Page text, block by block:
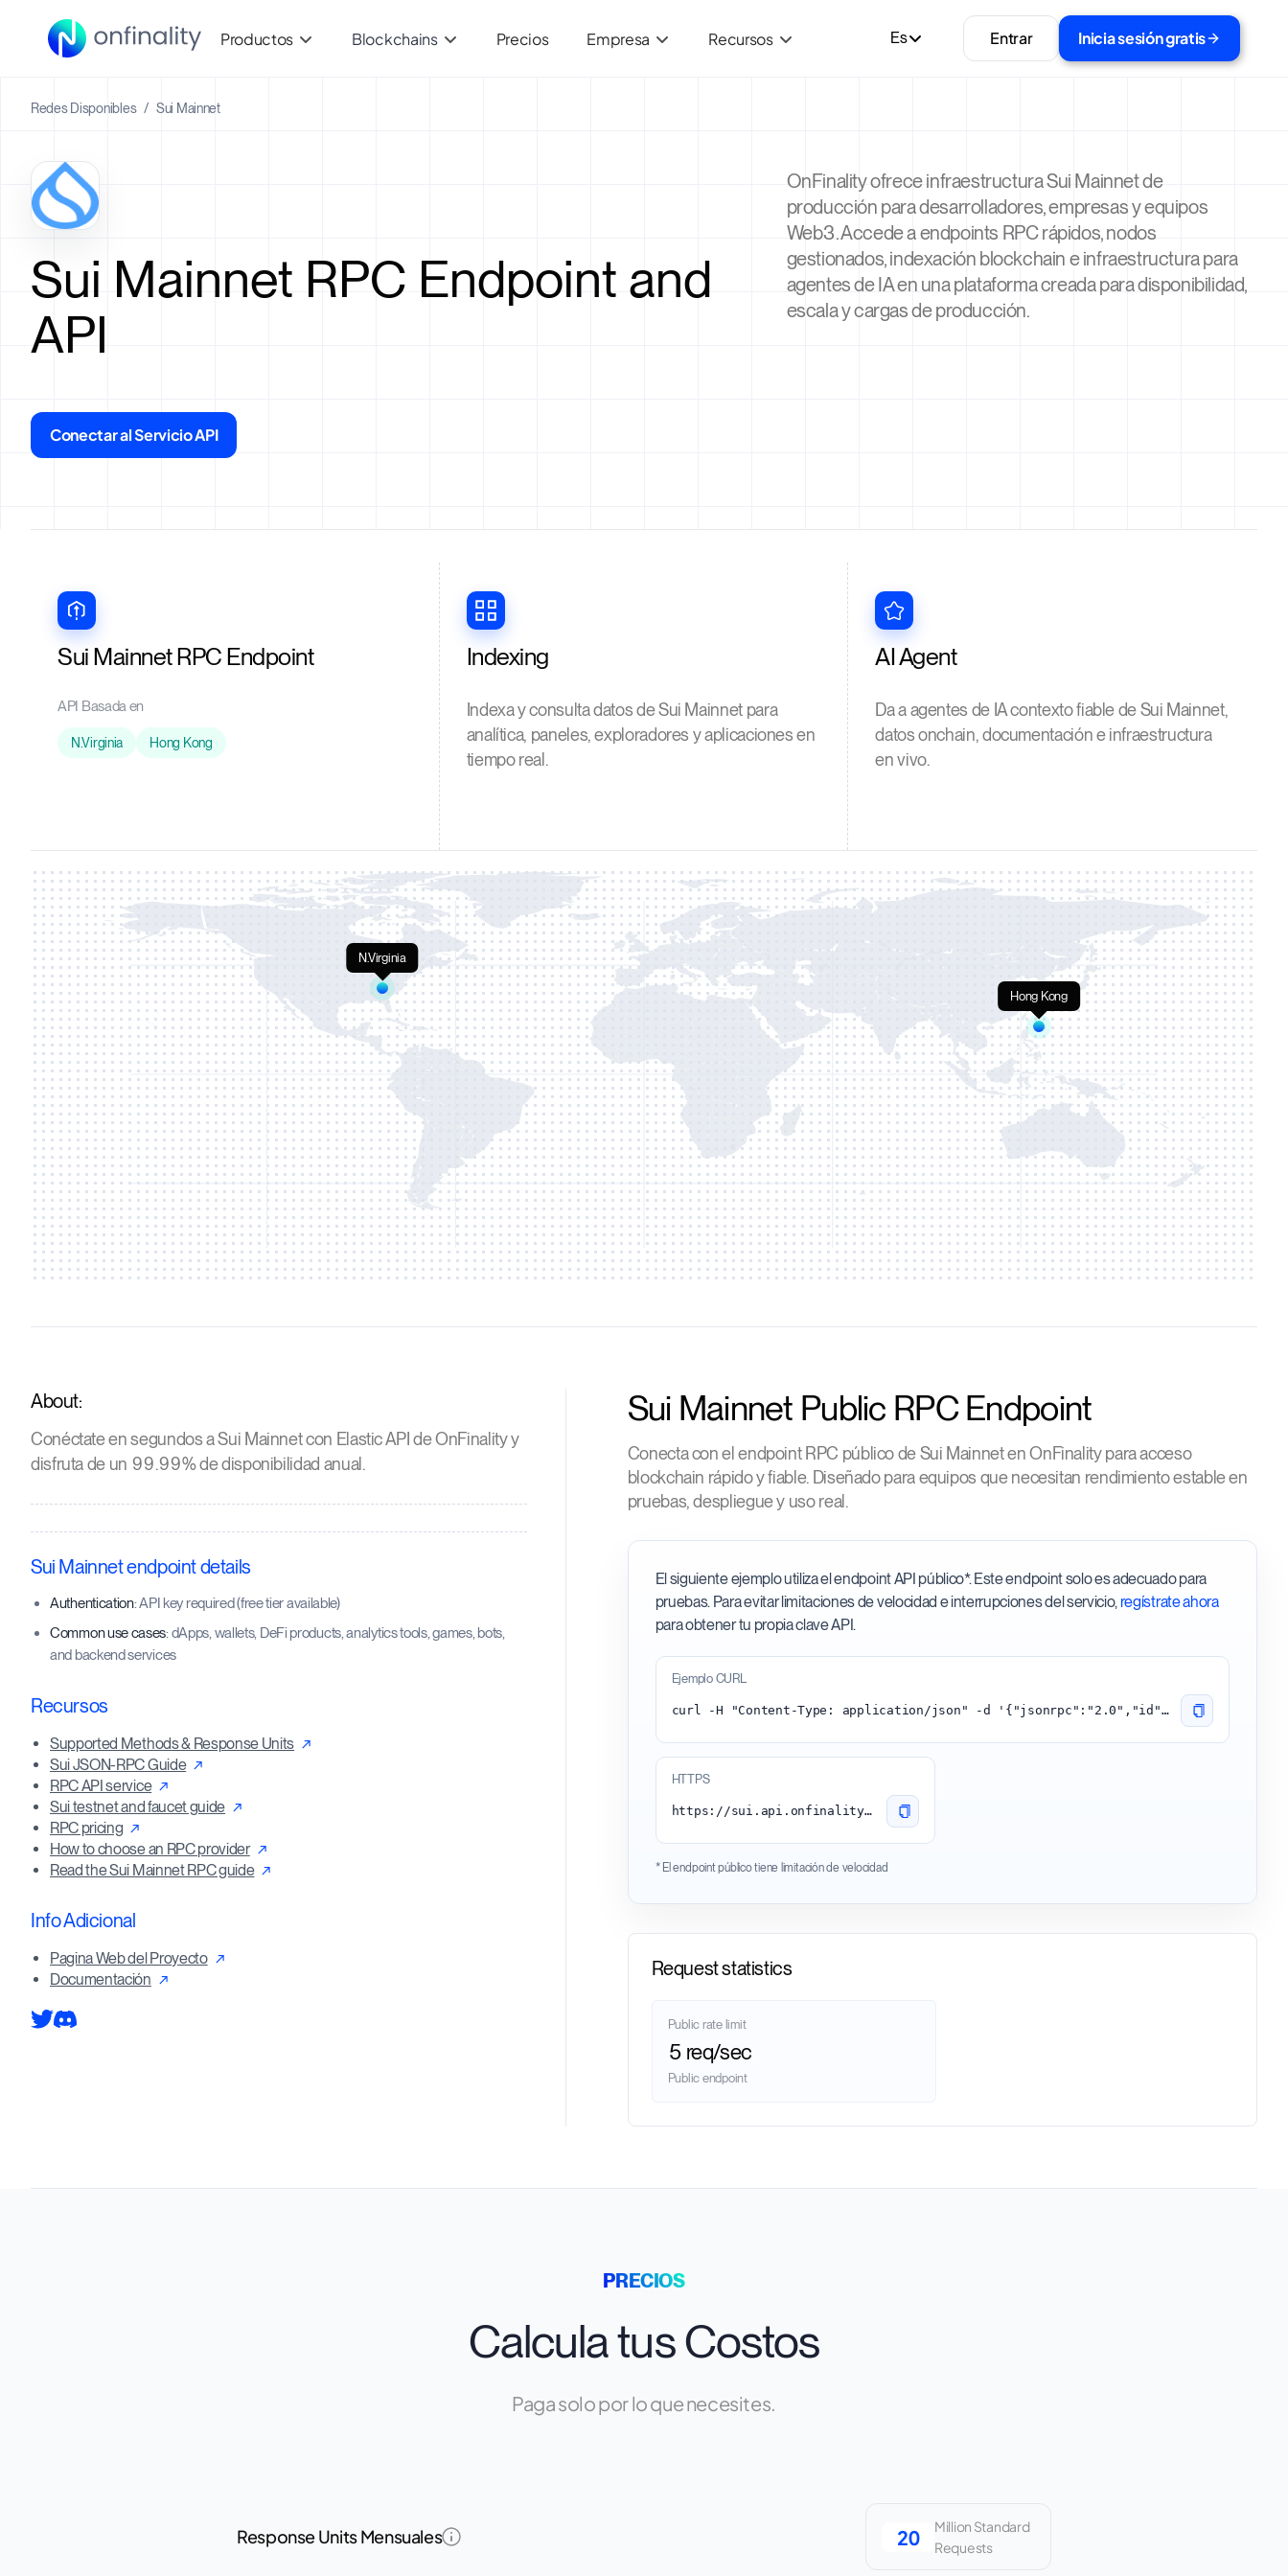
Productos Blockchains Precios Empresa Recursos Es Entrar Inicia sesión gratis
Redes Disponibles / Sui Mainnet
Sui Mainnet RPC Endpoint and
API
OnFinality ofrece infraestructura Sui Mainnet de
producción para desarrolladores, empresas y equipos
Web3. Accede a endpoints RPC rápidos, nodos
gestionados, indexación blockchain e infraestructura para
agentes de IA en una plataforma creada para disponibilidad,
escala y cargas de producción.
Conectar al Servicio API
Sui Mainnet RPC Endpoint
API Basada en
N.Virginia Hong Kong
Indexing
Indexa y consulta datos de Sui Mainnet para
analítica, paneles, exploradores y aplicaciones en
tiempo real.
AI Agent
Da a agentes de IA contexto fiable de Sui Mainnet,
datos onchain, documentación e infraestructura
en vivo.
N.Virginia
Hong Kong
About:
Conéctate en segundos a Sui Mainnet con Elastic API de OnFinality y
disfruta de un 99.99% de disponibilidad anual.
Sui Mainnet endpoint details
Authentication: API key required (free tier available)
Common use cases: dApps, wallets, DeFi products, analytics tools, games, bots,
and backend services
Recursos
Supported Methods & Response Units
Sui JSON-RPC Guide
RPC API service
Sui testnet and faucet guide
RPC pricing
How to choose an RPC provider
Read the Sui Mainnet RPC guide
Info Adicional
Pagina Web del Proyecto
Documentación
Sui Mainnet Public RPC Endpoint
Conecta con el endpoint RPC público de Sui Mainnet en OnFinality para acceso
blockchain rápido y fiable. Diseñado para equipos que necesitan rendimiento estable en
pruebas, despliegue y uso real.
El siguiente ejemplo utiliza el endpoint API público*. Este endpoint solo es adecuado para
pruebas. Para evitar limitaciones de velocidad e interrupciones del servicio, regístrate ahora
para obtener tu propia clave API.
Ejemplo CURL
curl -H "Content-Type: application/json" -d '{"jsonrpc":"2.0","id":0,"method":"sui_getTotalTransactionBlocks"}' 'https://sui.api.onfinality.io/public'
HTTPS
https://sui.api.onfinality.io/public
* El endpoint público tiene limitación de velocidad
Request statistics
Public rate limit
5 req/sec
Public endpoint
PRECIOS
Calcula tus Costos
Paga solo por lo que necesites.
Response Units Mensuales
Million Standard
Requests